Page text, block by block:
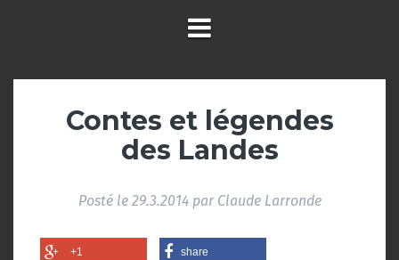
Contes et légendes
des Landes
Posté le 29.3.2014par Claude Larronde
+1 share